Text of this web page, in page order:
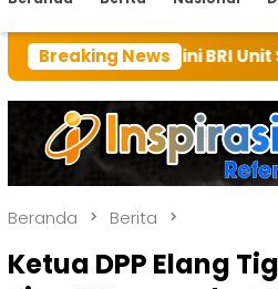
Breaking News
BRI Unit Silindung Tarutung
Beranda Berita
Ketua DPP Elang